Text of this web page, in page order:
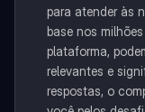
para atender às
base nos
plataforma,
relevantes e
respostas, o